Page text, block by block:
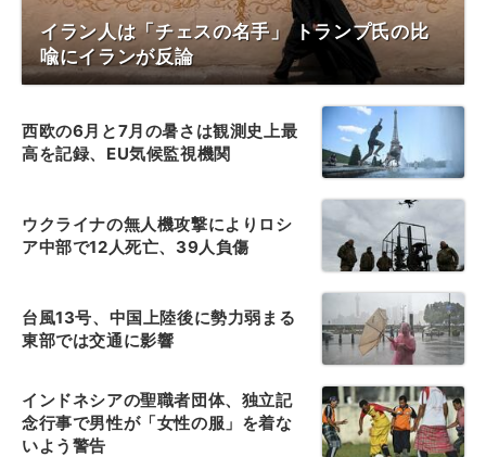
イラン人は「チェスの名手」 トランプ氏の比
喩にイランが反論
西欧の6月と7月の暑さは観測史上最
高を記録、EU気候監視機関
ウクライナの無人機攻撃によりロシ
ア中部で12人死亡、39人負傷
台風13号、中国上陸後に勢力弱まる
東部では交通に影響
インドネシアの聖職者団体、独立記
念行事で男性が「女性の服」を着な
いよう警告